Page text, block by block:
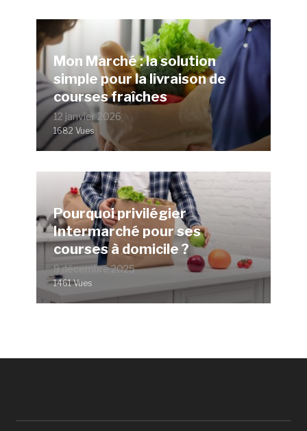
Mon Marché : la solution
simple pour la livraison de
courses fraîches
12 janvier 2026
1682 Vues
Pourquoi privilégier
Intermarché pour ses
courses à domicile ?
9 décembre 2025
1461 Vues